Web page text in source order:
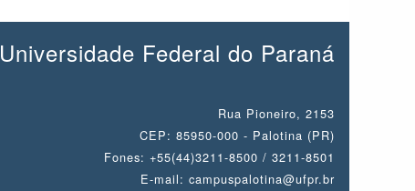
Universidade Federal do Paraná
Rua Pioneiro, 2153
CEP: 85950-000 - Palotina (PR)
Fones: +55(44)3211-8500 / 3211-8501
E-mail: campuspalotina@ufpr.br